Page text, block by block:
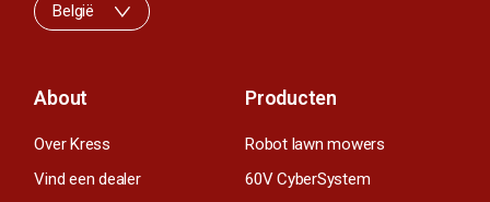
About
Over Kress
Vind een dealer
Producten
Robot lawn mowers
60V CyberSystem
België